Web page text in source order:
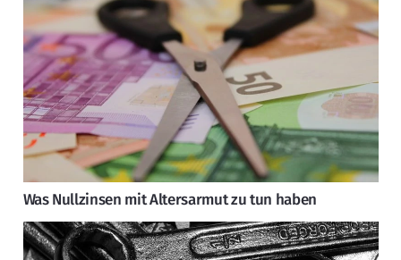
Was Nullzinsen mit Altersarmut zu tun haben